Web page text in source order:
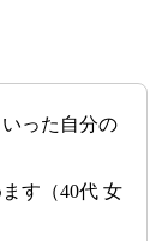
った自分の
す（40代 女